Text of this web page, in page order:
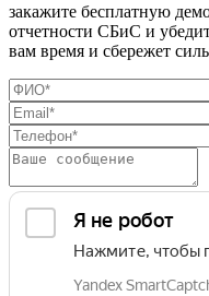
закажите бесплатную
отчетности СБиС и
вам время и сбережет